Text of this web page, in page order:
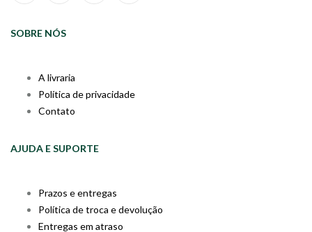
SOBRE NÓS
A livraria
Política de privacidade
Contato
AJUDA E SUPORTE
Prazos e entregas
Política de troca e devolução
Entregas em atraso